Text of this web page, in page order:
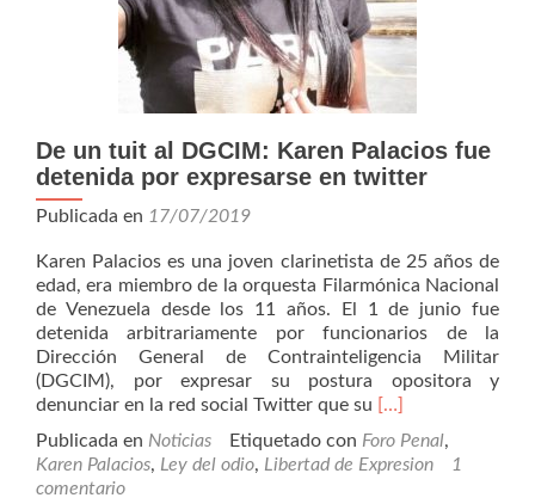
De un tuit al DGCIM: Karen Palacios fue
detenida por expresarse en twitter
Publicada en 17/07/2019
Karen Palacios es una joven clarinetista de 25 años de
edad, era miembro de la orquesta Filarmónica Nacional
de Venezuela desde los 11 años. El 1 de junio fue
detenida arbitrariamente por funcionarios de la
Dirección General de Contrainteligencia Militar
(DGCIM), por expresar su postura opositora y
denunciar en la red social Twitter que su Leer
un
tuit
[…]
Publicada en Noticias Etiquetado con Foro Penal,
Karen Palacios, Ley del odio, Libertad de Expresion
1
comentario